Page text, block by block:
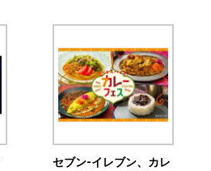
セブン‐イレブン、カレ